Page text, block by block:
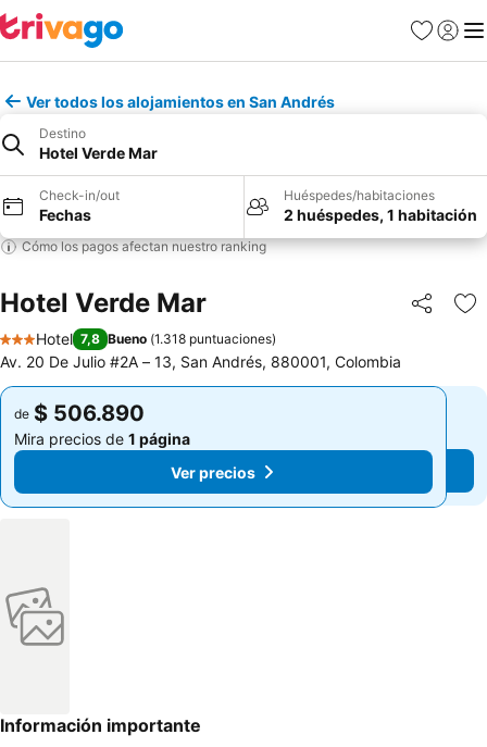
Favoritos
Iniciar
Ver todos los alojamientos en San Andrés
Destino
Hotel Verde Mar
Check-in/out
Fechas
Huéspedes/habitaciones
2 huéspedes, 1 habitación
Cómo los pagos afectan nuestro ranking
Hotel Verde Mar Compartir
3 Estrellas
Hotel 7,8 Bueno (1.318 puntuaciones)
Av. 20 De Julio #2A – 13, San Andrés, 880001, Colombia
de $ 506.890
Mira precios de 1 página
Ver precios
de $ 506.890
Mira precios de 1 página
Ver precios
Información importante